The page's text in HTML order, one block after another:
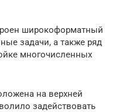
широкоформатный
задачи, а также ряд
многочисленных
на верхней
задействовать